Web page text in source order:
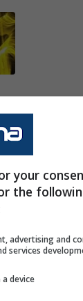
prossima
Tra il
di
your
the
advertising and
services
device